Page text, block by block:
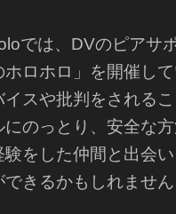
では、DVのピアサ
ホロホロ」を開催して
イスや批判をされる
にのっとり、安全な方
験をした仲間と出会
できるかもしれません